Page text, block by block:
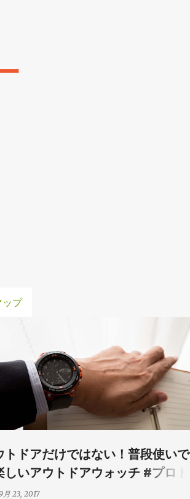
ップ
トドアだけではない！普段使いで
しいアウトドアウォッチ #プロト
クスマート #アウトドアアンバサ
9月 23, 2017